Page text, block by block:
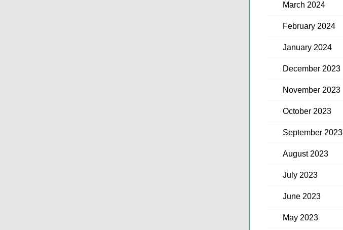
March 2024
February 2024
January 2024
December 2023
November 2023
October 2023
September 2023
August 2023
July 2023
June 2023
May 2023